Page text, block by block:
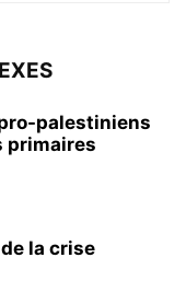
palestiniens
primaires
la crise